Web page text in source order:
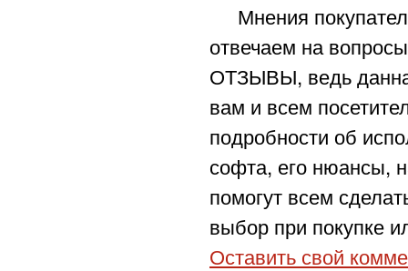
Мнения
отвечаем на
ОТЗЫВЫ, ведь
вам и всем
подробности об
софта, его нюансы,
помогут всем
выбор при покупке
Оставить свой